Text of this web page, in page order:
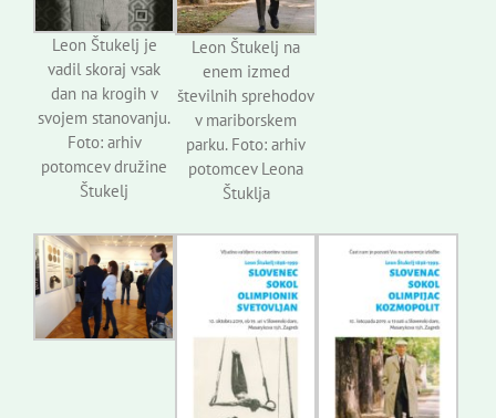
Leon Štukelj je
vadil skoraj vsak
dan na krogih v
svojem stanovanju.
Foto: arhiv
potomcev družine
Štukelj
Leon Štukelj na
enem izmed
številnih sprehodov
v mariborskem
parku. Foto: arhiv
potomcev Leona
Štuklja